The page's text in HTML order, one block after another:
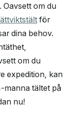
Oavsett om du
för
dina behov.
om du
expedition, kan
manna tältet på
nu!